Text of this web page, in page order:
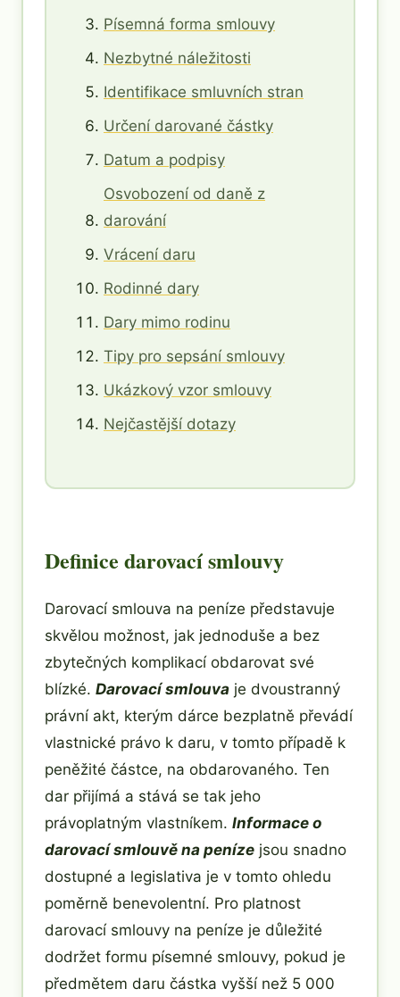
Písemná forma smlouvy
Nezbytné náležitosti
Identifikace smluvních stran
Určení darované částky
Datum a podpisy
Osvobození od daně z
darování
Vrácení daru
Rodinné dary
Dary mimo rodinu
Tipy pro sepsání smlouvy
Ukázkový vzor smlouvy
Nejčastější dotazy
Definice darovací smlouvy
Darovací smlouva na peníze představuje
skvělou možnost, jak jednoduše a bez
zbytečných komplikací obdarovat své
blízké. Darovací smlouva je dvoustranný
právní akt, kterým dárce bezplatně převádí
vlastnické právo k daru, v tomto případě k
peněžité částce, na obdarovaného. Ten
dar přijímá a stává se tak jeho
právoplatným vlastníkem. Informace o
darovací smlouvě na peníze jsou snadno
dostupné a legislativa je v tomto ohledu
poměrně benevolentní. Pro platnost
darovací smlouvy na peníze je důležité
dodržet formu písemné smlouvy, pokud je
předmětem daru částka vyšší než 5 000